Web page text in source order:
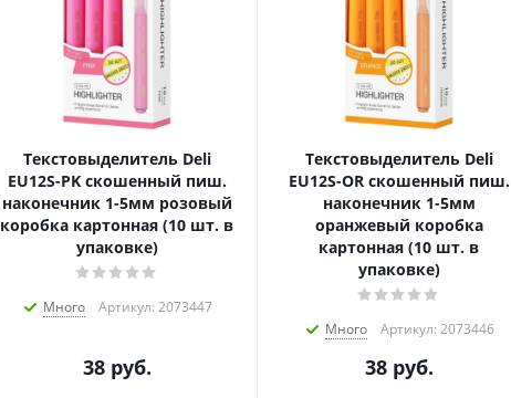
Текстовыделитель Deli
EU12S-PK скошенный пиш.
наконечник 1-5мм розовый
коробка картонная (10 шт. в
упаковке)
Много Артикул: 2073447
38руб.
Текстовыделитель Deli
EU12S-OR скошенный пиш.
наконечник 1-5мм
оранжевый коробка
картонная (10 шт. в
упаковке)
Много Артикул: 2073446
38руб.